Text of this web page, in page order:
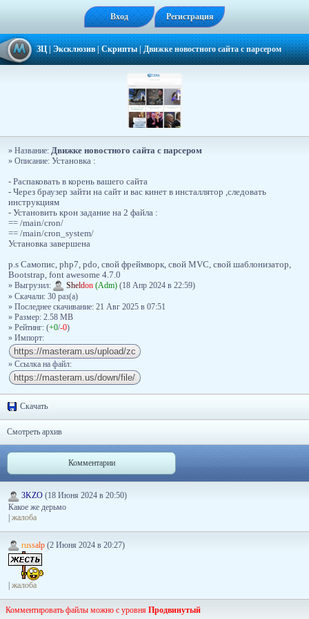
Вход Регистрация
ЗЦ|Эксклюзив|Скрипты|Движке новостного сайта с парсером
» Название: Движке новостного сайта с парсером
» Описание: Установка :
- Распаковать в корень вашего сайта
- Через браузер зайти на сайт и вас кинет в инсталлятор ,следовать
инструкциям
- Установить крон задание на 2 файла :
== /main/cron/
== /main/cron_system/
Установка завершена
p.s Самопис, php7, pdo, свой фреймворк, свой MVC, свой шаблонизатор,
Bootstrap, font awesome 4.7.0
» Выгрузил:
Sheldon (Adm) (18 Апр 2024 в 22:59)
» Скачали: 30 раз(a)
» Последнее скачивание: 21 Авг 2025 в 07:51
» Размер: 2.58 MB
» Рейтинг: (+0/-0)
» Импорт:
» Ссылка на файл:
Скачать
Смотреть архив
Комментарии
3KZO (18 Июня 2024 в 20:50)
Какое же дерьмо
| жалоба
russalp (2 Июня 2024 в 20:27)
жалоба
Комментировать файлы можно с уровня Продвинутый